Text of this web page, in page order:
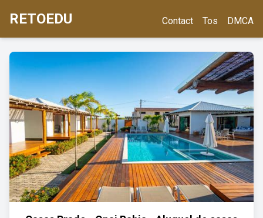
RETOEDU Contact Tos DMCA